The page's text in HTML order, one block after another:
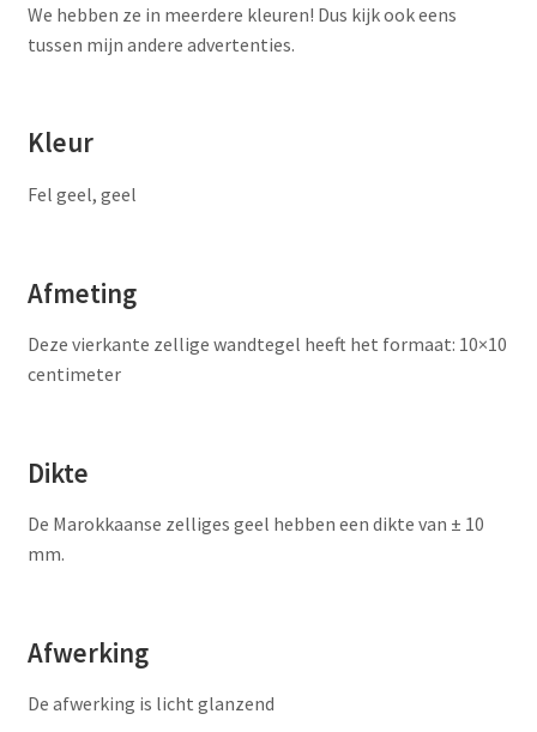
We hebben ze in meerdere kleuren! Dus kijk ook eens
tussen mijn andere advertenties.
Kleur
Fel geel, geel
Afmeting
Deze vierkante zellige wandtegel heeft het formaat: 10×10
centimeter
Dikte
De Marokkaanse zelliges geel hebben een dikte van ± 10
mm.
Afwerking
De afwerking is licht glanzend